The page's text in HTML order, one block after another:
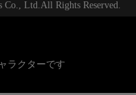
Co., Ltd.All Rights Reserved.
ラクターです